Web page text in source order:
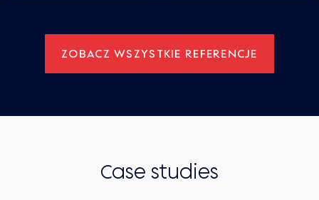
ZOBACZ WSZYSTKIE REFERENCJE
Case studies